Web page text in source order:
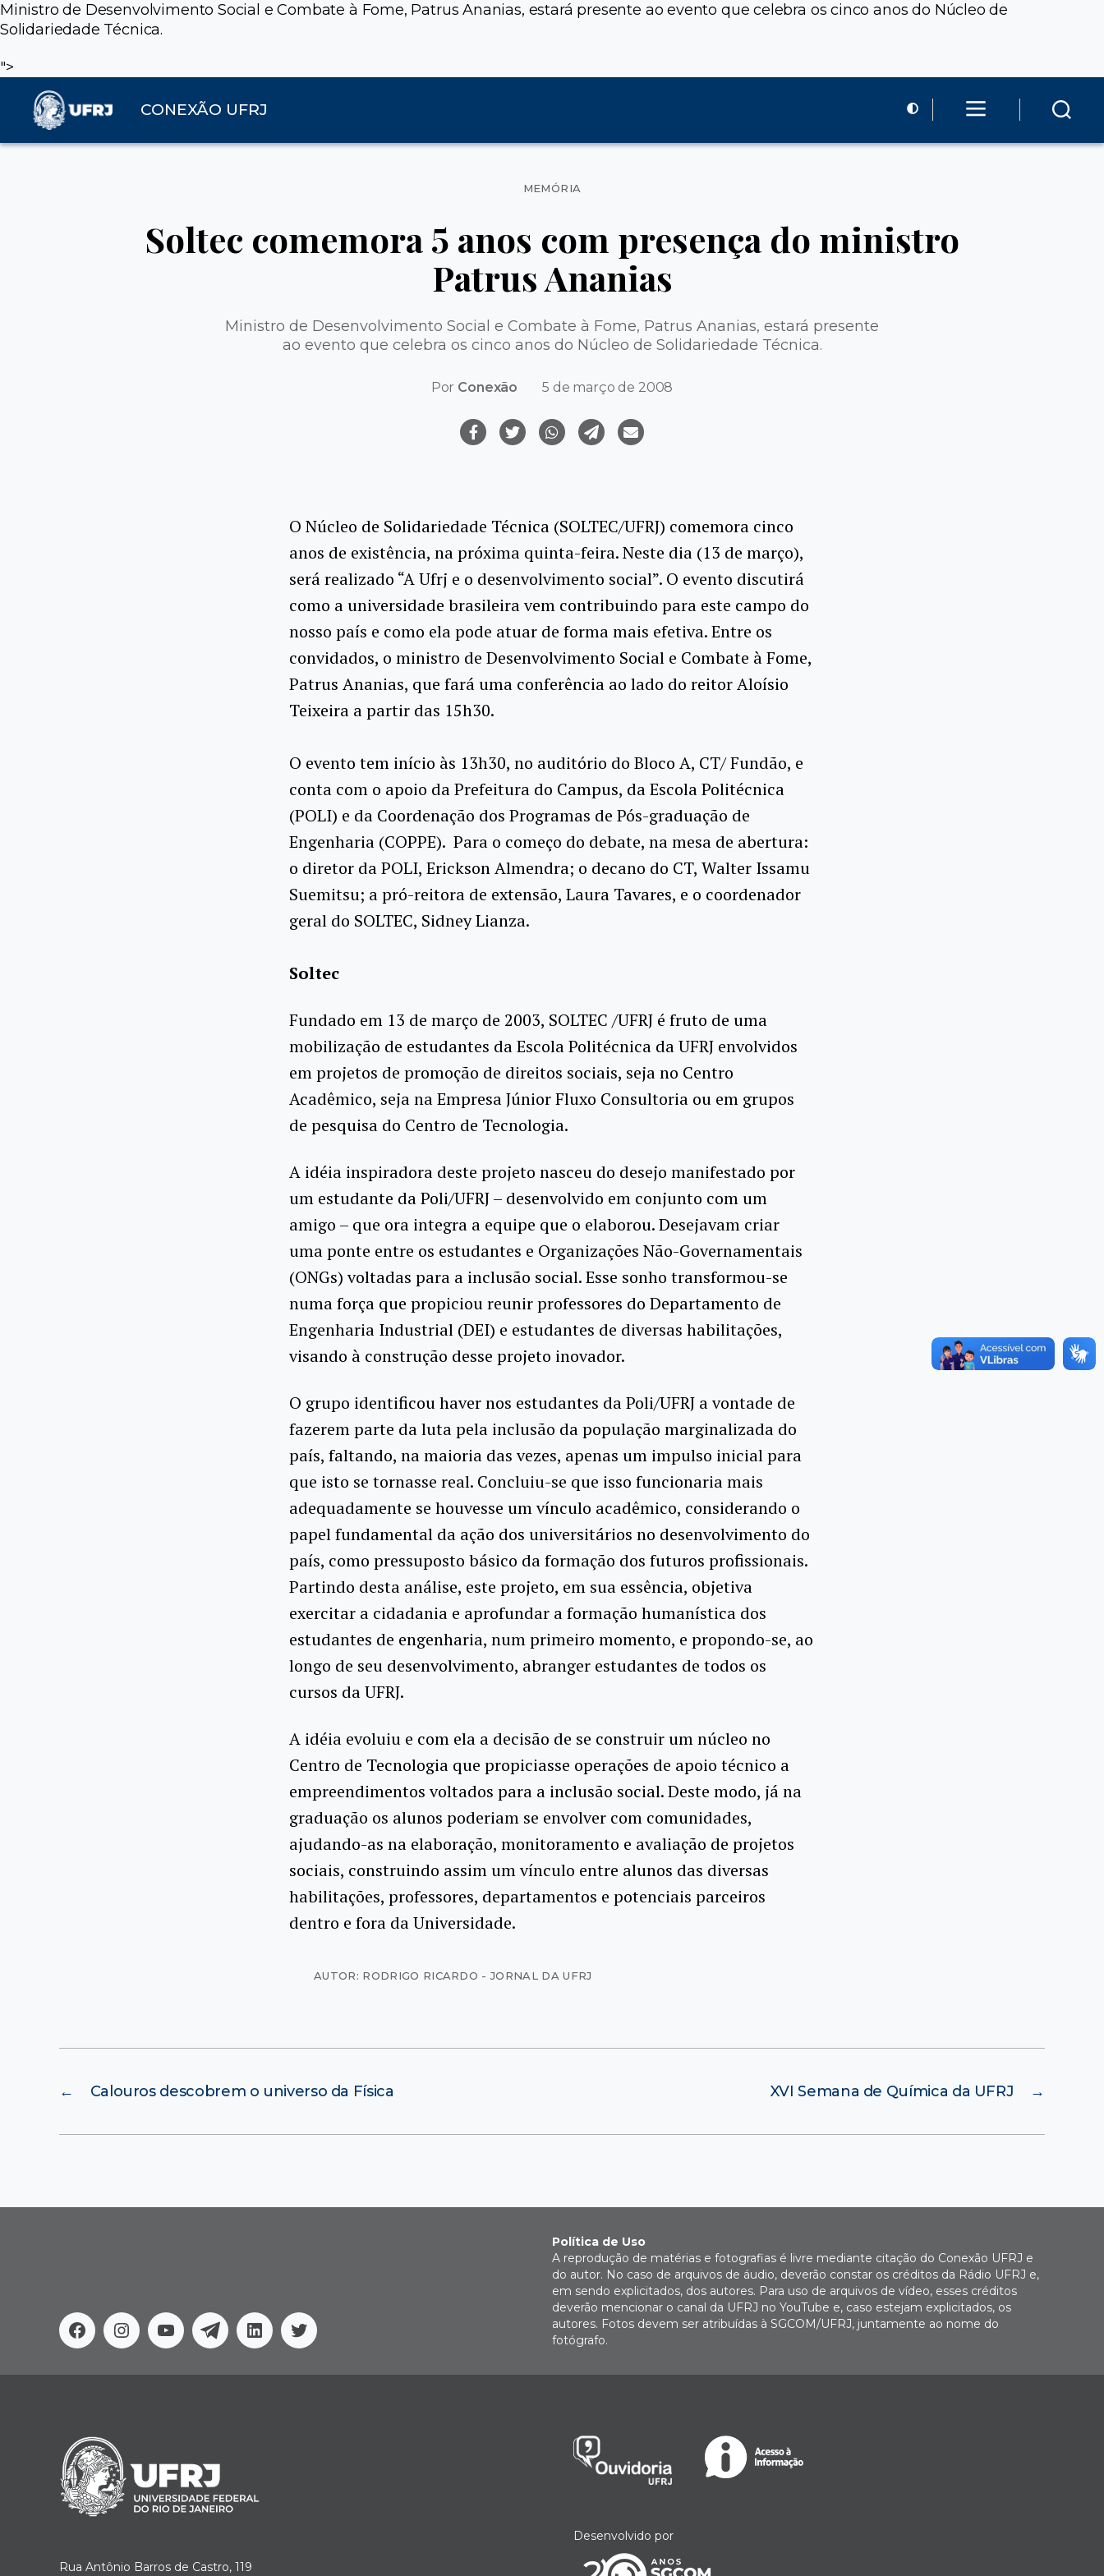
Ministro de Desenvolvimento Social e Combate à Fome, Patrus Ananias, estará presente ao evento que celebra os cinco anos do Núcleo de
Solidariedade Técnica.
">
CONEXÃO UFRJ
Categorias
MEMÓRIA
Soltec comemora 5 anos com presença do ministro
Patrus Ananias
Ministro de Desenvolvimento Social e Combate à Fome, Patrus Ananias, estará presente
ao evento que celebra os cinco anos do Núcleo de Solidariedade Técnica.
Por Conexão 5 de março de 2008
O Núcleo de Solidariedade Técnica (SOLTEC/UFRJ) comemora cinco
anos de existência, na próxima quinta-feira. Neste dia (13 de março),
será realizado “A Ufrj e o desenvolvimento social”. O evento discutirá
como a universidade brasileira vem contribuindo para este campo do
nosso país e como ela pode atuar de forma mais efetiva. Entre os
convidados, o ministro de Desenvolvimento Social e Combate à Fome,
Patrus Ananias, que fará uma conferência ao lado do reitor Aloísio
Teixeira a partir das 15h30.
O evento tem início às 13h30, no auditório do Bloco A, CT/ Fundão, e
conta com o apoio da Prefeitura do Campus, da Escola Politécnica
(POLI) e da Coordenação dos Programas de Pós-graduação de
Engenharia (COPPE). Para o começo do debate, na mesa de abertura:
o diretor da POLI, Erickson Almendra; o decano do CT, Walter Issamu
Suemitsu; a pró-reitora de extensão, Laura Tavares, e o coordenador
geral do SOLTEC, Sidney Lianza.
Soltec
Fundado em 13 de março de 2003, SOLTEC /UFRJ é fruto de uma
mobilização de estudantes da Escola Politécnica da UFRJ envolvidos
em projetos de promoção de direitos sociais, seja no Centro
Acadêmico, seja na Empresa Júnior Fluxo Consultoria ou em grupos
de pesquisa do Centro de Tecnologia.
A idéia inspiradora deste projeto nasceu do desejo manifestado por
um estudante da Poli/UFRJ – desenvolvido em conjunto com um
amigo – que ora integra a equipe que o elaborou. Desejavam criar
uma ponte entre os estudantes e Organizações Não-Governamentais
(ONGs) voltadas para a inclusão social. Esse sonho transformou-se
numa força que propiciou reunir professores do Departamento de
Engenharia Industrial (DEI) e estudantes de diversas habilitações,
visando à construção desse projeto inovador.
O grupo identificou haver nos estudantes da Poli/UFRJ a vontade de
fazerem parte da luta pela inclusão da população marginalizada do
país, faltando, na maioria das vezes, apenas um impulso inicial para
que isto se tornasse real. Concluiu-se que isso funcionaria mais
adequadamente se houvesse um vínculo acadêmico, considerando o
papel fundamental da ação dos universitários no desenvolvimento do
país, como pressuposto básico da formação dos futuros profissionais.
Partindo desta análise, este projeto, em sua essência, objetiva
exercitar a cidadania e aprofundar a formação humanística dos
estudantes de engenharia, num primeiro momento, e propondo-se, ao
longo de seu desenvolvimento, abranger estudantes de todos os
cursos da UFRJ.
A idéia evoluiu e com ela a decisão de se construir um núcleo no
Centro de Tecnologia que propiciasse operações de apoio técnico a
empreendimentos voltados para a inclusão social. Deste modo, já na
graduação os alunos poderiam se envolver com comunidades,
ajudando-as na elaboração, monitoramento e avaliação de projetos
sociais, construindo assim um vínculo entre alunos das diversas
habilitações, professores, departamentos e potenciais parceiros
dentro e fora da Universidade.
AUTOR: RODRIGO RICARDO - JORNAL DA UFRJ
← Calouros descobrem o universo da Física →
XVI Semana de Química da UFRJ
FacebookInstagram
YoutubeTelegramLinkedinTwitter
Política de Uso
A reprodução de matérias e fotografias é livre mediante citação do Conexão UFRJ e
do autor. No caso de arquivos de áudio, deverão constar os créditos da Rádio UFRJ e,
em sendo explicitados, dos autores. Para uso de arquivos de vídeo, esses créditos
deverão mencionar o canal da UFRJ no YouTube e, caso estejam explicitados, os
autores. Fotos devem ser atribuídas à SGCOM/UFRJ, juntamente ao nome do
fotógrafo.
Rua Antônio Barros de Castro, 119
Desenvolvido por